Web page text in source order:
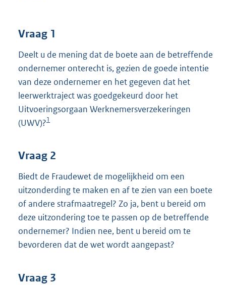
b
Vraag 1
Deelt u de mening dat de boete aan de betreffende
ondernemer onterecht is, gezien de goede intentie
van deze ondernemer en het gegeven dat het
leerwerktraject was goedgekeurd door het
Uitvoeringsorgaan Werknemersverzekeringen
(UWV)?1
Vraag 2
Biedt de Fraudewet de mogelijkheid om een
uitzonderding te maken en af te zien van een boete
of andere strafmaatregel? Zo ja, bent u bereid om
deze uitzondering toe te passen op de betreffende
ondernemer? Indien nee, bent u bereid om te
bevorderen dat de wet wordt aangepast?
Vraag 3